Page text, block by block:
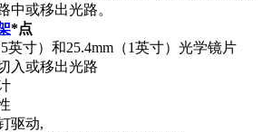
中或移出光路。
*点
英寸）和25.4mm（1英寸）光学镜片
入或移出光路
驱动,